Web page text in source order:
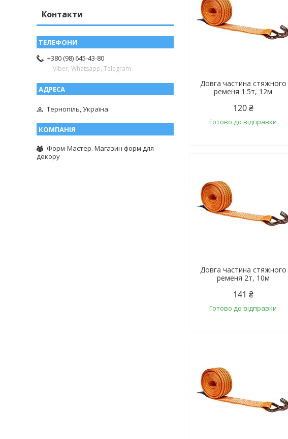
Довга частина стяжного
ременя 1.5т, 12м
120 ₴
Готово до відправки
Довга частина стяжного
ременя 2т, 10м
141 ₴
Готово до відправки
Контакти
+380 (98) 645-43-80
Viber, Whatsapp, Telegram
Тернопіль, Україна
Форм-Мастер. Магазин форм для
декору